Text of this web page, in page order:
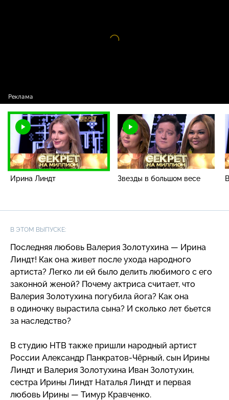
Видео
Ирина Линдт Звезды в большом весе
В ЭТОМ ВЫПУСКЕ:
Последняя любовь Валерия Золотухина — Ирина
Линдт! Как она живет после ухода народного
артиста? Легко ли ей было делить любимого с его
законной женой? Почему актриса считает, что
Валерия Золотухина погубила йога? Как она
в одиночку вырастила сына? И сколько лет бьется
за наследство?
В студию НТВ также пришли народный артист
России Александр Панкратов-Чёрный, сын Ирины
Линдт и Валерия Золотухина Иван Золотухин,
сестра Ирины Линдт Наталья Линдт и первая
любовь Ирины — Тимур Кравченко.